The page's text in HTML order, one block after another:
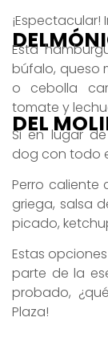
Esta
búfalo, queso
o cebolla
tomate y
DEL
Si en lugar
dog con todo
Perro caliente
griega, salsa
picado,
Estas
parte de la
probado,
Plaza!